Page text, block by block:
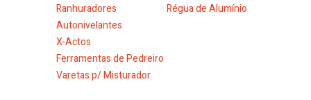
Ranhuradores
Régua de Alumínio
Autonivelantes
X-Actos
Ferramentas de Pedreiro
Varetas p/ Misturador